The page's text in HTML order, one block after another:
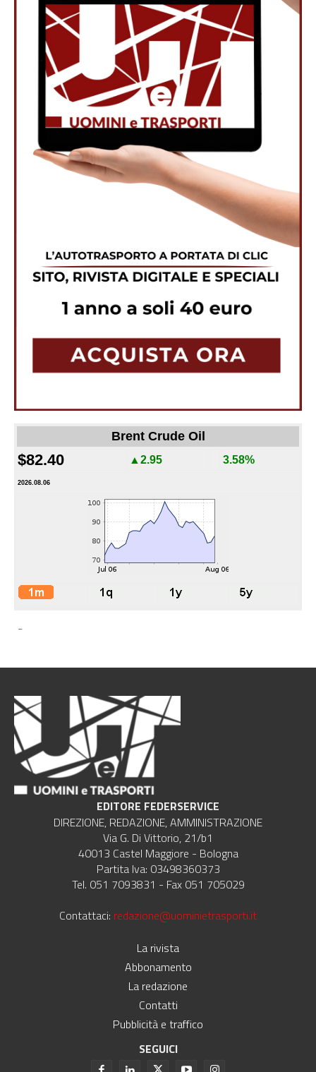
Brent Crude Oil
$82.40 ▲2.95 3.58%
2026.08.06
-
EDITORE FEDERSERVICE
DIREZIONE, REDAZIONE, AMMINISTRAZIONE
Via G. Di Vittorio, 21/b1
40013 Castel Maggiore - Bologna
Partita Iva: 03498360373
Tel. 051 7093831 - Fax 051 705029
Contattaci: redazione@uominietrasporti.it
La rivista
Abbonamento
La redazione
Contatti
Pubblicità e traffico
SEGUICI